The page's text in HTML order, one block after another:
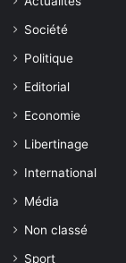
Société
Politique
Editorial
Economie
Libertinage
International
Média
Non classé
Sport